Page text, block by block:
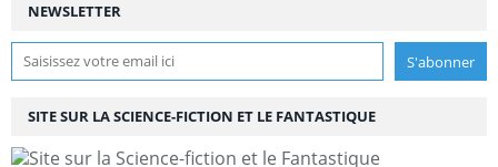
NEWSLETTER
SITE SUR LA SCIENCE-FICTION ET LE FANTASTIQUE